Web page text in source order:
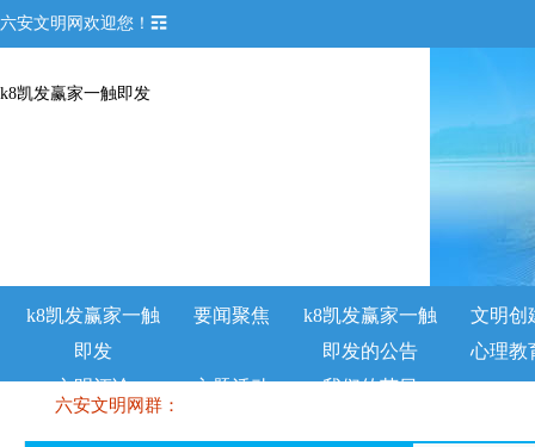
六安文明网欢迎您！☶
k8凯发赢家一触即发
k8凯发赢家一触
即发
要闻聚焦
k8凯发赢家一触
即发的公告
文明创
心理教
文明评论
主题活动 我们的节日
六安文明网群：